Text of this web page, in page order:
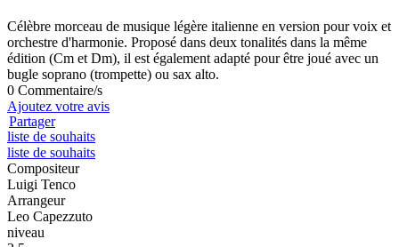
Célèbre morceau de musique légère italienne en version pour voix et
orchestre d'harmonie. Proposé dans deux tonalités dans la même
édition (Cm et Dm), il est également adapté pour être joué avec un
bugle soprano (trompette) ou sax alto.
0 Commentaire/s
Ajoutez votre avis
Partager
liste de souhaits
liste de souhaits
Compositeur
Luigi Tenco
Arrangeur
Leo Capezzuto
niveau